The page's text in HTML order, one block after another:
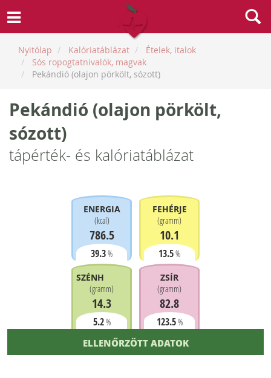
Nyitólap Kalóriatáblázat
Ételek, italok
Sós ropogtatnivalók, magvak
Pekándió (olajon pörkölt, sózott)
Pekándió (olajon pörkölt,
sózott)
tápérték- és kalóriatáblázat
ENERGIA
(kcal)
786.5
39.3%
FEHÉRJE
(gramm)
10.1
13.5%
SZÉNHIDRÁT
(gramm)
14.3
5.2%
ZSÍR
(gramm)
82.8
123.5%
ELLENŐRZÖTT ADATOK